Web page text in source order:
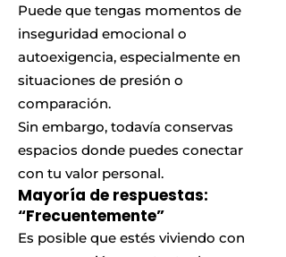
Puede que tengas momentos de
inseguridad emocional o
autoexigencia, especialmente en
situaciones de presión o
comparación.
Sin embargo, todavía conservas
espacios donde puedes conectar
con tu valor personal.
Mayoría de respuestas:
“Frecuentemente”
Es posible que estés viviendo con